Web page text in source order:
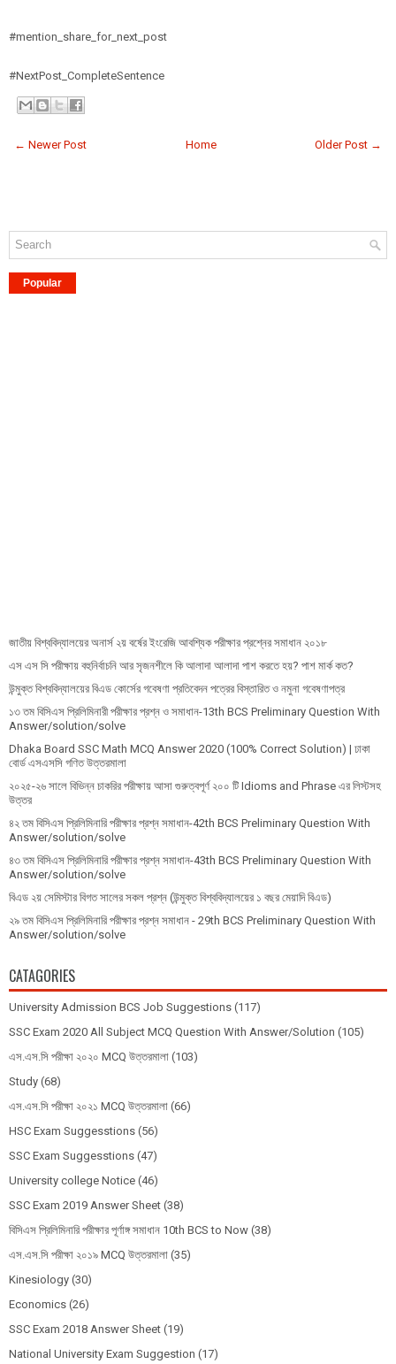
#mention_share_for_next_post
#NextPost_CompleteSentence
← Newer Post Older Post →
Home
Popular
জাতীয় বিশ্ববিদ্যালয়ের অনার্স ২য় বর্ষের ইংরেজি আবশ্যিক পরীক্ষার প্রশ্নের সমাধান ২০১৮
এস এস সি পরীক্ষায় বহুনির্বাচনি আর সৃজনশীলে কি আলাদা আলাদা পাশ করতে হয়? পাশ মার্ক কত?
উন্মুক্ত বিশ্ববিদ্যালয়ের বিএড কোর্সের গবেষণা প্রতিবেদন পত্রের বিস্তারিত ও নমুনা গবেষণাপত্র
১৩ তম বিসিএস প্রি‌লি‌মিনারী পরীক্ষার প্রশ্ন ও সমাধান-13th BCS Preliminary Question With
Answer/solution/solve
Dhaka Board SSC Math MCQ Answer 2020 (100% Correct Solution) | ঢাকা
বোর্ড এসএসসি গণিত উত্তরমালা
২০২৫-২৬ সালে বিভিন্ন চাকরির পরীক্ষায় আসা গুরুত্বপূর্ণ ২০০ টি Idioms and Phrase এর লিস্টসহ
উত্তর
৪২ তম বিসিএস প্রিলিমিনারি পরীক্ষার প্রশ্ন সমাধান-42th BCS Preliminary Question With
Answer/solution/solve
৪৩ তম বিসিএস প্রিলিমিনারি পরীক্ষার প্রশ্ন সমাধান-43th BCS Preliminary Question With
Answer/solution/solve
বিএড ২য় সেমিস্টার বিগত সালের সকল প্রশ্ন (উন্মুক্ত বিশ্ববিদ্যালয়ের ১ বছর মেয়াদি বিএড)
২৯ তম বিসিএস প্রিলিমিনারি পরীক্ষার প্রশ্ন সমাধান - 29th BCS Preliminary Question With
Answer/solution/solve
CATAGORIES
University Admission BCS Job Suggestions (117)
SSC Exam 2020 All Subject MCQ Question With Answer/Solution (105)
এস.এস.সি পরীক্ষা ২০২০ MCQ উত্তরমালা (103)
Study (68)
এস.এস.সি পরীক্ষা ২০২১ MCQ উত্তরমালা (66)
HSC Exam Suggesstions (56)
SSC Exam Suggesstions (47)
University college Notice (46)
SSC Exam 2019 Answer Sheet (38)
বিসিএস প্রিলিমিনারি পরীক্ষার পূর্ণাঙ্গ সমাধান 10th BCS to Now (38)
এস.এস.সি পরীক্ষা ২০১৯ MCQ উত্তরমালা (35)
Kinesiology (30)
Economics (26)
SSC Exam 2018 Answer Sheet (19)
National University Exam Suggestion (17)